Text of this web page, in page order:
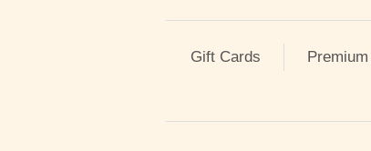
Gift Cards